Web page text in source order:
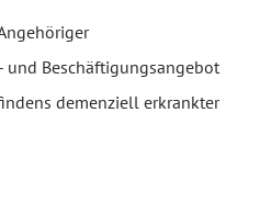
und Beschäftigungsangebot
demenziell erkrankter